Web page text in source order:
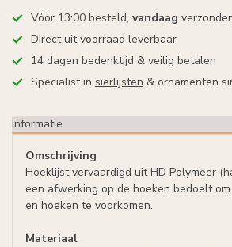
Vóór 13:00 besteld, vandaag
Direct uit voorraad leverbaar
14 dagen bedenktijd & veilig betalen
Specialist in sierlijsten & ornamenten
Informatie
Omschrijving
Hoeklijst vervaardigd uit HD Polymeer
een afwerking op de hoeken bedoelt
en hoeken te voorkomen.
Materiaal